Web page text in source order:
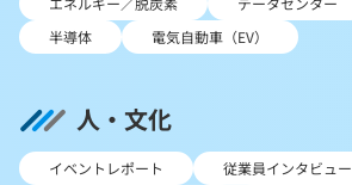
半導体
電気自動車（EV）
人・文化
イベントレポート
従業員インタビュー